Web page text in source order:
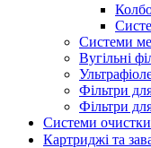
Системи
Вугільні
Фільтри
Фільтри
Системи
Картриджі та